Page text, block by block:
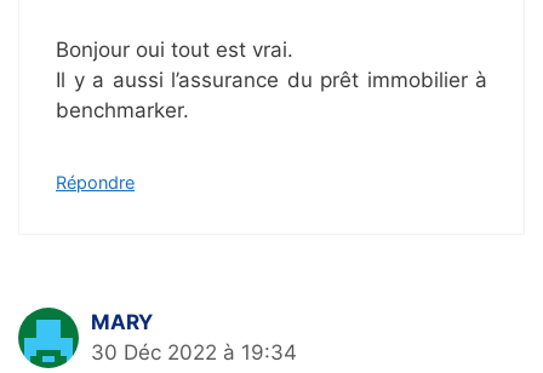
Bonjour oui tout est vrai.
Il y a aussi l’assurance du prêt immobilier à
benchmarker.
Répondre
MARY
30 Déc 2022 à 19:34